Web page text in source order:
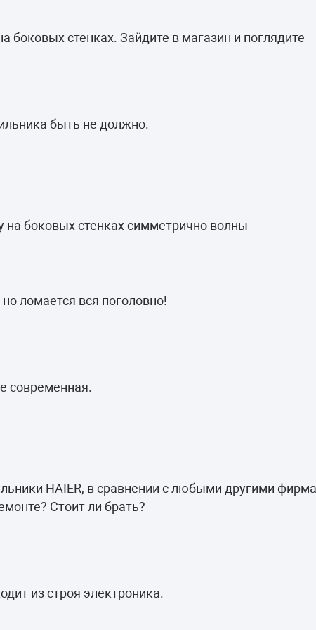
боковых стенках. Зайдите в магазин и поглядите
быть не должно.
на боковых стенках симметрично волны
ломается вся поголовно!
современная.
HAIER, в сравнении с любыми другими
Стоит ли брать?
из строя электроника.